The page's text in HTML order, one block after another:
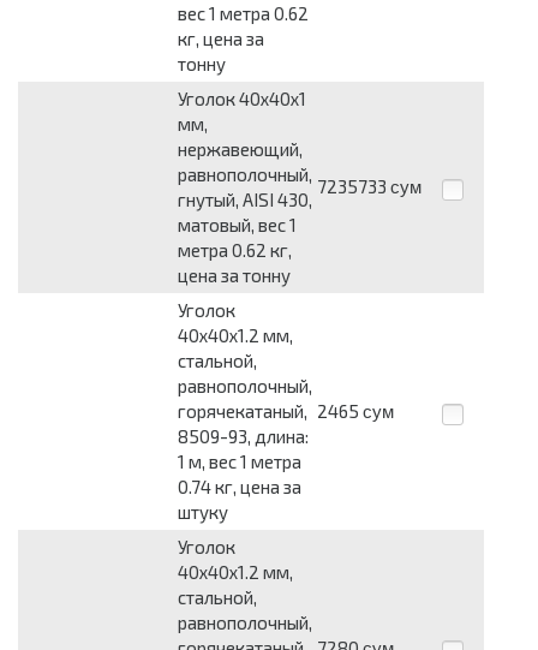
вес 1 метра 0.62
кг, цена за
тонну
Уголок 40x40x1
мм,
нержавеющий,
равнополочный,
гнутый, AISI 430,
матовый, вес 1
метра 0.62 кг,
цена за тонну
7235733 сум
Уголок
40x40x1.2 мм,
стальной,
равнополочный,
горячекатаный,
8509-93, длина:
1 м, вес 1 метра
0.74 кг, цена за
штуку
2465 сум
Уголок
40x40x1.2 мм,
стальной,
равнополочный,